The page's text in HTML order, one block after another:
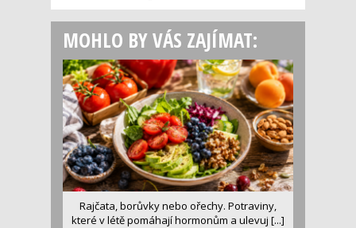
MOHLO BY VÁS ZAJÍMAT:
Rajčata, borůvky nebo ořechy. Potraviny,
které v létě pomáhají hormonům a ulevuj [...]